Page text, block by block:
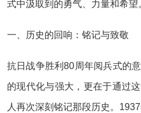
式中汲取到的勇气、力量和希望
一、历史的回响：铭记与致敬
抗日战争胜利80周年阅兵式的
的现代化与强大，更在于通过
人再次深刻铭记那段历史。